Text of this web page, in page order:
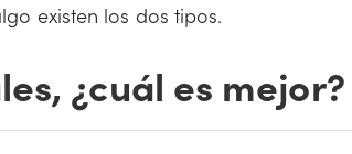
existen los dos tipos.
¿cuál es mejor?